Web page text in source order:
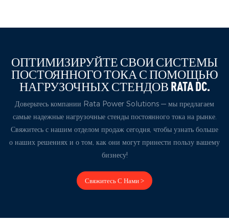
ОПТИМИЗИРУЙТЕ СВОИ СИСТЕМЫ
ПОСТОЯННОГО ТОКА С ПОМОЩЬЮ
НАГРУЗОЧНЫХ СТЕНДОВ RATA DC.
Доверьтесь компании Rata Power Solutions — мы предлагаем
самые надежные нагрузочные стенды постоянного тока на рынке.
Свяжитесь с нашим отделом продаж сегодня, чтобы узнать больше
о наших решениях и о том, как они могут принести пользу вашему
бизнесу!
Свяжитесь С Нами >